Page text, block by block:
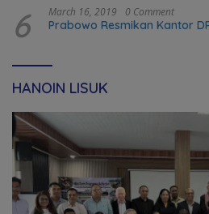
6 March 16, 2019 0 Comment
Prabowo Resmikan Kantor
HANOIN LISUK